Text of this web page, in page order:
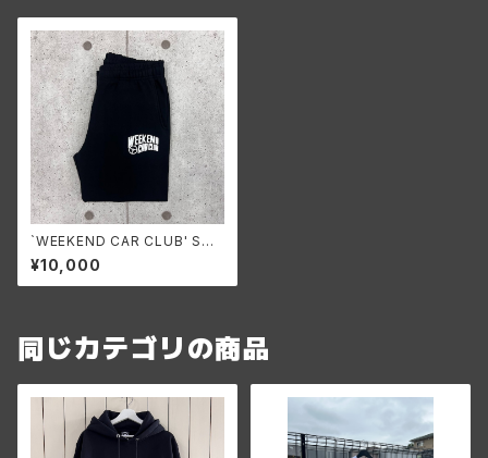
`WEEKEND CAR CLUB' Swe
at Pants
¥10,000
同じカテゴリの商品